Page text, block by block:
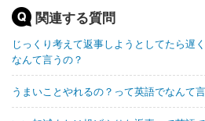
関連する質問
じっくり考えて返事しようとしてたら遅
なんて言うの？
うまいことやれるの？って英語でなんて